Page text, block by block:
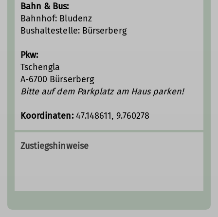
Bahn & Bus:
Bahnhof: Bludenz
Bushaltestelle: Bürserberg
Pkw:
Tschengla
A-6700 Bürserberg
Bitte auf dem Parkplatz am Haus parken!
Koordinaten:47.148611, 9.760278
Zustiegshinweise